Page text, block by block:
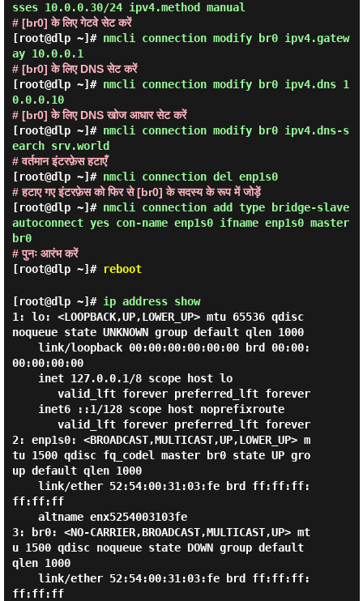
sses 10.0.0.30/24 ipv4.method manual
# [br0] के लिए गेटवे सेट करें
[root@dlp ~]# nmcli connection modify br0 ipv4.gatew
ay 10.0.0.1
# [br0] के लिए DNS सेट करें
[root@dlp ~]# nmcli connection modify br0 ipv4.dns 1
0.0.0.10
# [br0] के लिए DNS खोज आधार सेट करें
[root@dlp ~]# nmcli connection modify br0 ipv4.dns-s
earch srv.world
# वर्तमान इंटरफ़ेस हटाएँ
[root@dlp ~]# nmcli connection del enp1s0
# हटाए गए इंटरफ़ेस को फिर से [br0] के सदस्य के रूप में जोड़ें
[root@dlp ~]# nmcli connection add type bridge-slave
autoconnect yes con-name enp1s0 ifname enp1s0 master
br0
# पुनः आरंभ करें
[root@dlp ~]# reboot
[root@dlp ~]# ip address show
1: lo: <LOOPBACK,UP,LOWER_UP> mtu 65536 qdisc
noqueue state UNKNOWN group default qlen 1000
00:00:00:00
2: enp1s0: <BROADCAST,MULTICAST,UP,LOWER_UP> m
tu 1500 qdisc fq_codel master br0 state UP gro
up default qlen 1000
ff:ff:ff
3: br0: <NO-CARRIER,BROADCAST,MULTICAST,UP> mt
u 1500 qdisc noqueue state DOWN group default
qlen 1000
ff:ff:ff